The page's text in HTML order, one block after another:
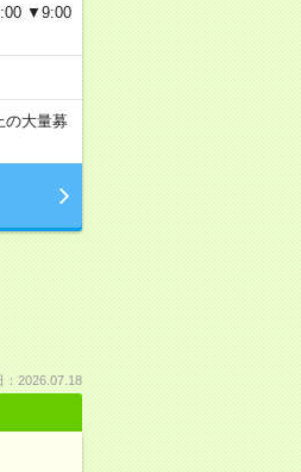
▼9:00
の大量募
：2026.07.18